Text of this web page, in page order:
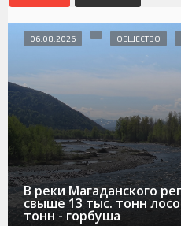
В реки Магаданского
свыше 13 тыс. тонн
тонн - горбуша
06.08.2026 ОБЩЕСТВО